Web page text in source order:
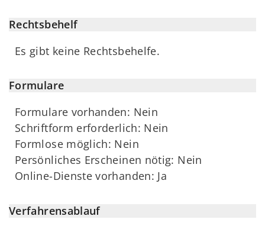
Rechtsbehelf
Es gibt keine Rechtsbehelfe.
Formulare
Formulare vorhanden: Nein
Schriftform erforderlich: Nein
Formlose möglich: Nein
Persönliches Erscheinen nötig: Nein
Online-Dienste vorhanden: Ja
Verfahrensablauf